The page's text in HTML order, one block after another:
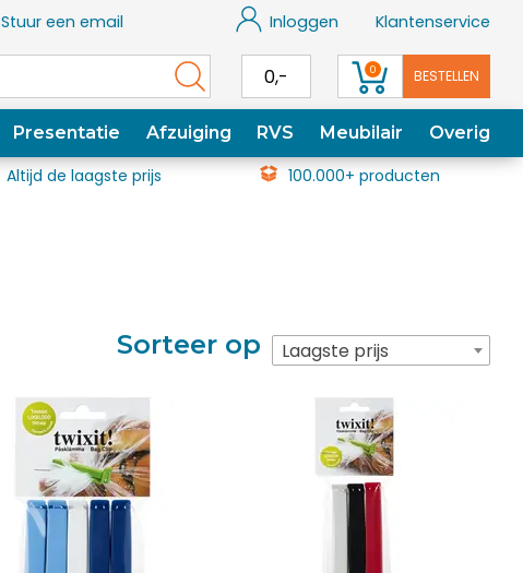
Stuur een email Inloggen Klantenservice
0,- 0 BESTELLEN
Presentatie Afzuiging RVS Meubilair Overig
Altijd de laagste prijs 100.000+ producten
Sorteer op Laagste prijs